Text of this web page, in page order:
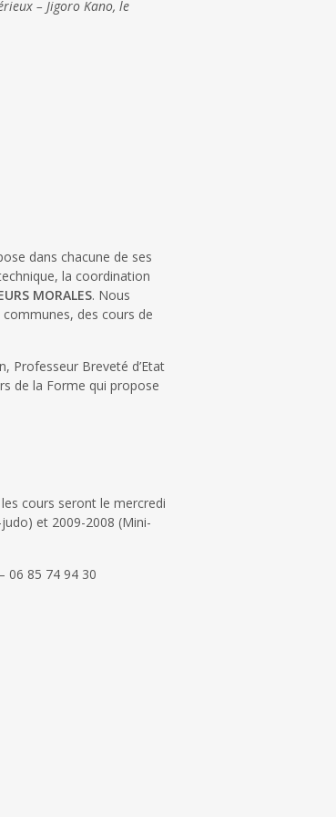
– Jigoro Kano, le
dans chacune de ses
la coordination
MORALES. Nous
des cours de
Professeur Breveté d’Etat
de la Forme qui propose
les cours seront le mercredi
et 2009-2008 (Mini-
06 85 74 94 30